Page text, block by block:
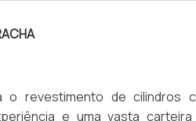
Industriais....
o revestimento de cilindros
e uma vasta